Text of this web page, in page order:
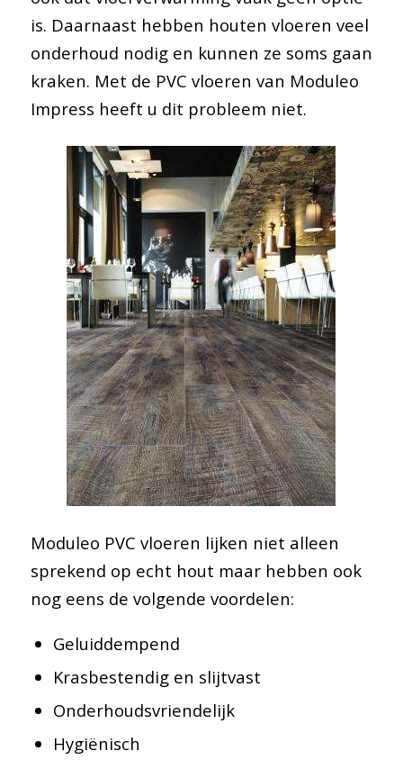
is. Daarnaast hebben houten vloeren veel
onderhoud nodig en kunnen ze soms gaan
kraken. Met de PVC vloeren van Moduleo
Impress heeft u dit probleem niet.
Moduleo PVC vloeren lijken niet alleen
sprekend op echt hout maar hebben ook
nog eens de volgende voordelen:
Geluiddempend
Krasbestendig en slijtvast
Onderhoudsvriendelijk
Hygiënisch